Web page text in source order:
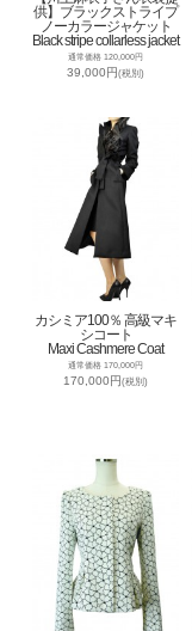
供】ブラックストライプ
ノーカラージャケット
Black stripe collarless jacket
通常価格 120,000円
39,000円(税別)
カシミア100％ 高級マキ
シコート
Maxi Cashmere Coat
通常価格 170,000円
170,000円(税別)